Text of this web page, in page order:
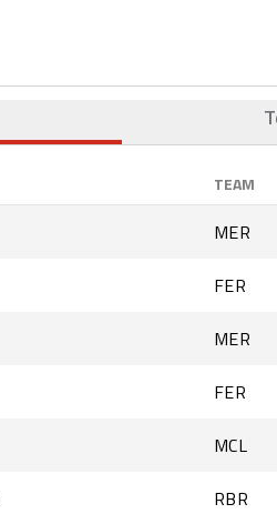
TEAM
MER
FER
MER
FER
MCL
RBR